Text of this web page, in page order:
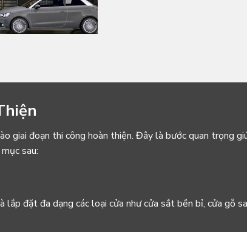
giai đoạn thi công hoàn thiện. Đây là bước quan trọng
sau:
lắp đặt đa dạng các loại cửa như cửa sắt bền bỉ, cửa gỗ